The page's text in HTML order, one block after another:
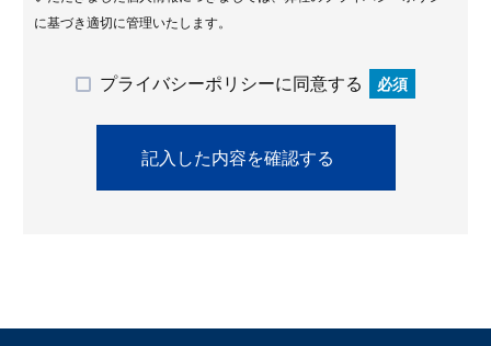
に基づき適切に管理いたします。
プライバシーポリシーに同意する 必須